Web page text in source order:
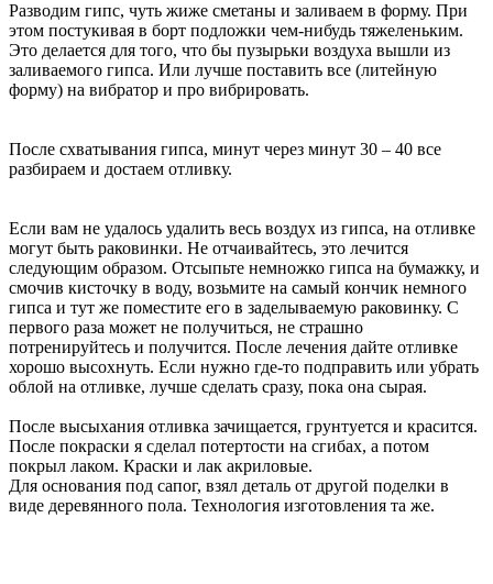
Разводим гипс, чуть жиже сметаны и заливаем в форму. При
этом постукивая в борт подложки чем-нибудь тяжеленьким.
Это делается для того, что бы пузырьки воздуха вышли из
заливаемого гипса. Или лучше поставить все (литейную
форму) на вибратор и про вибрировать.
После схватывания гипса, минут через минут 30 – 40 все
разбираем и достаем отливку.
Если вам не удалось удалить весь воздух из гипса, на отливке
могут быть раковинки. Не отчаивайтесь, это лечится
следующим образом. Отсыпьте немножко гипса на бумажку, и
смочив кисточку в воду, возьмите на самый кончик немного
гипса и тут же поместите его в заделываемую раковинку. С
первого раза может не получиться, не страшно
потренируйтесь и получится. После лечения дайте отливке
хорошо высохнуть. Если нужно где-то подправить или убрать
облой на отливке, лучше сделать сразу, пока она сырая.
После высыхания отливка зачищается, грунтуется и красится.
После покраски я сделал потертости на сгибах, а потом
покрыл лаком. Краски и лак акриловые.
Для основания под сапог, взял деталь от другой поделки в
виде деревянного пола. Технология изготовления та же.